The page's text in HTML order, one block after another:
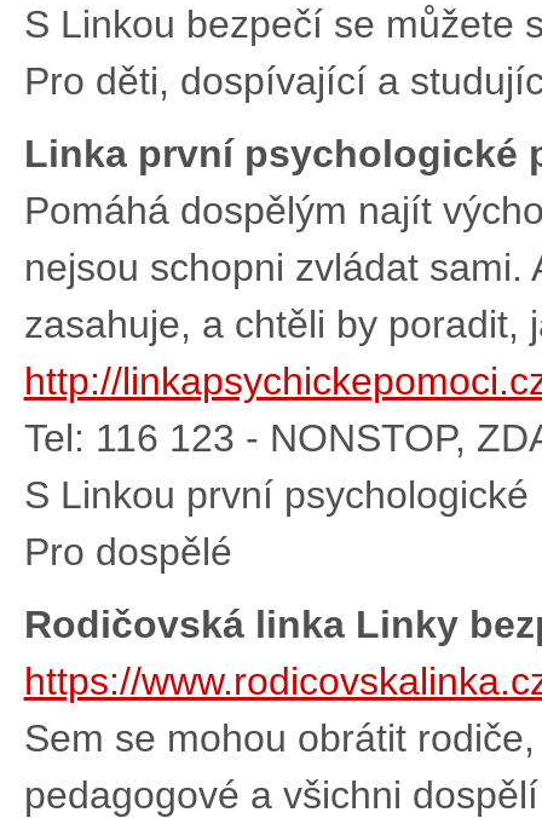
S Linkou bezpečí se můžete
Pro děti, dospívající a
Linka první psychologické
Pomáhá dospělým najít
nejsou schopni zvládat
zasahuje, a chtěli by poradit,
http://
Tel: 116 123 - NONSTOP,
S Linkou první
Pro dospělé
Rodičovská linka Linky
https://
Sem se mohou obrátit
pedagogové a všichni